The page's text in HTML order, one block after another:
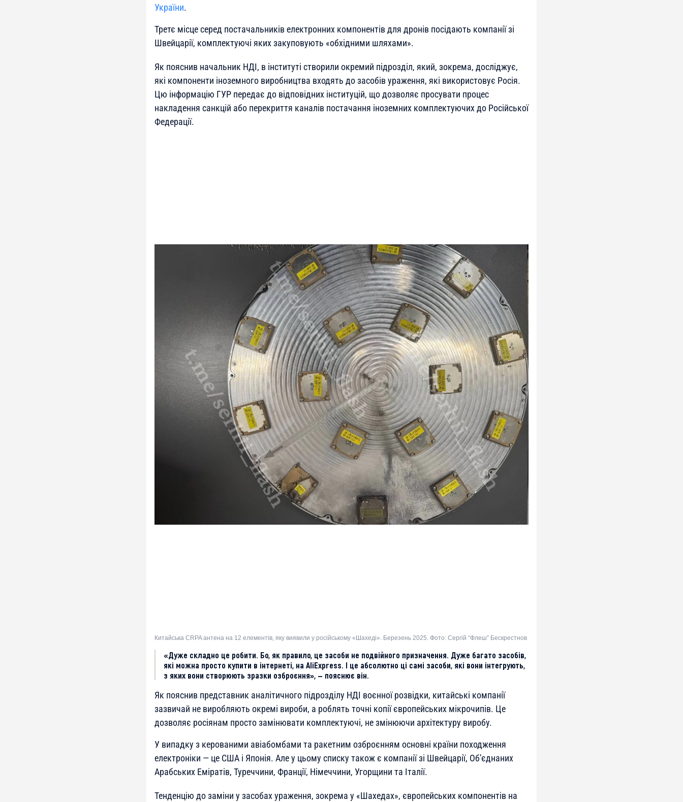
України.
Третє місце серед постачальників електронних компонентів для дронів посідають компанії зі
Швейцарії, комплектуючі яких закуповують «обхідними шляхами».
Як пояснив начальник НДІ, в інституті створили окремий підрозділ, який, зокрема, досліджує,
які компоненти іноземного виробництва входять до засобів ураження, які використовує Росія.
Цю інформацію ГУР передає до відповідних інституцій, що дозволяє просувати процес
накладення санкцій або перекриття каналів постачання іноземних комплектуючих до Російської
Федерації.
Китайська СRPA антена на 12 елементів, яку виявили у російському «Шахеді». Березень 2025. Фото: Сергій “Флеш” Бескрестнов
«Дуже складно це робити. Бо, як правило, це засоби не подвійного призначення. Дуже багато засобів,
які можна просто купити в інтернеті, на AliExpress. І це абсолютно ці самі засоби, які вони інтегрують,
з яких вони створюють зразки озброєння», — пояснює він.
Як пояснив представник аналітичного підрозділу НДІ воєнної розвідки, китайські компанії
зазвичай не виробляють окремі вироби, а роблять точні копії європейських мікрочипів. Це
дозволяє росіянам просто замінювати комплектуючі, не змінюючи архітектуру виробу.
У випадку з керованими авіабомбами та ракетним озброєнням основні країни походження
електроніки — це США і Японія. Але у цьому списку також є компанії зі Швейцарії, Об’єднаних
Арабських Еміратів, Туреччини, Франції, Німеччини, Угорщини та Італії.
Тенденцію до заміни у засобах ураження, зокрема у «Шахедах», європейських компонентів на